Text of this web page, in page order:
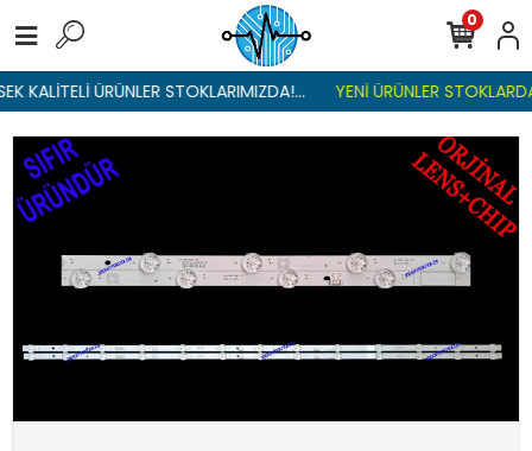
KALİTELİ ÜRÜNLER STOKLARIMIZDA!... YENİ ÜRÜNLER
0